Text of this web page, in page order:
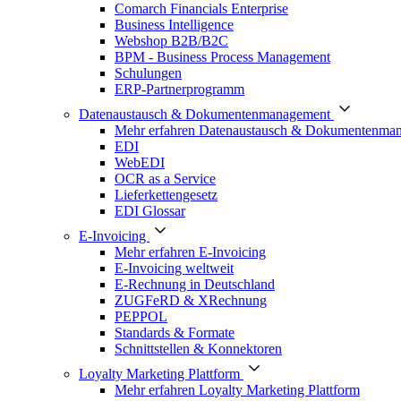
Comarch Financials Enterprise
Business Intelligence
Webshop B2B/B2C
BPM - Business Process Management
Schulungen
ERP-Partnerprogramm
Datenaustausch & Dokumentenmanagement
Mehr erfahren Datenaustausch &
EDI
WebEDI
OCR as a Service
Lieferkettengesetz
EDI Glossar
E-Invoicing
Mehr erfahren E-Invoicing
E-Invoicing weltweit
E-Rechnung in Deutschland
ZUGFeRD & XRechnung
PEPPOL
Standards & Formate
Schnittstellen & Konnektoren
Loyalty Marketing Plattform
Mehr erfahren Loyalty Marketing Plattform